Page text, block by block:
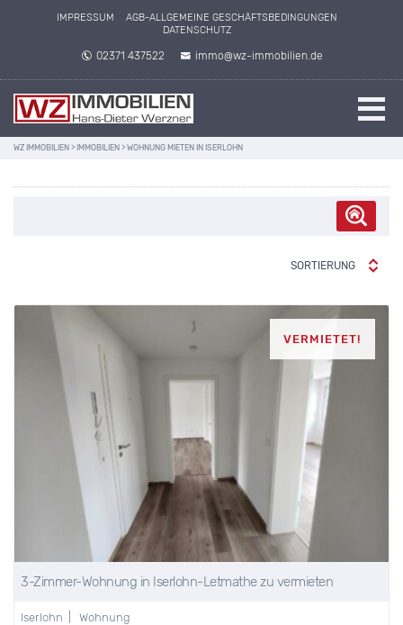
IMPRESSUM
AGB-ALLGEMEINE GESCHÄFTSBEDINGUNGEN
DATENSCHUTZ
02371 437522 immo@wz-immobilien.de
WZ IMMOBILIEN > IMMOBILIEN > WOHNUNG MIETEN IN ISERLOHN
SORTIERUNG
VERMIETET!
3-Zimmer-Wohnung in Iserlohn-Letmathe zu vermieten
Iserlohn | Wohnung